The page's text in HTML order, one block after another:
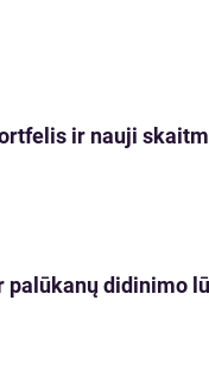
ir nauji
palūkanų didinimo